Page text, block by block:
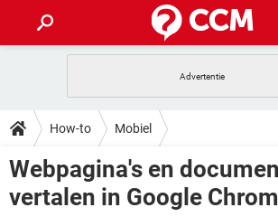
INSTAGRAM
NETFLIX
GRATIS SNAPCHAT
HOW-TO
VIDEOBELLEN
INSTAGRAM WINDOWS
DOWNLOADS
VIDEOBELLEN GAMES
FORUM
How-to Mobiel
Webpagina's en
vertalen in Google